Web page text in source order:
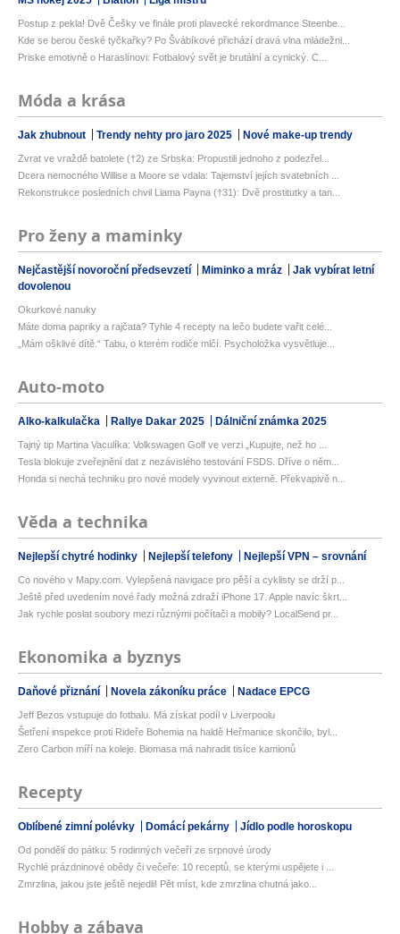
Postup z pekla! Dvě Češky ve finále proti plavecké rekordmance Steenbe...
Kde se berou české tyčkařky? Po Švábíkové přichází dravá vlna mládežni...
Priske emotivně o Haraslínovi: Fotbalový svět je brutální a cynický. C...
Móda a krása
Jak zhubnout Trendy nehty pro jaro 2025 Nové make-up trendy
Zvrat ve vraždě batolete (†2) ze Srbska: Propustili jednoho z podezřel...
Dcera nemocného Willise a Moore se vdala: Tajemství jejích svatebních ...
Rekonstrukce posledních chvil Liama Payna (†31): Dvě prostitutky a tan...
Pro ženy a maminky
Nejčastější novoroční předsevzetí Miminko a mráz
Jak vybírat letní
dovolenou
Okurkové nanuky
Máte doma papriky a rajčata? Tyhle 4 recepty na lečo budete vařit celé...
„Mám ošklivé dítě.“ Tabu, o kterém rodiče mlčí. Psycholožka vysvětluje...
Auto-moto
Alko-kalkulačka Rallye Dakar 2025 Dálniční známka 2025
Tajný tip Martina Vaculíka: Volkswagen Golf ve verzi „Kupujte, než ho ...
Tesla blokuje zveřejnění dat z nezávislého testování FSDS. Dříve o něm...
Honda si nechá techniku pro nové modely vyvinout externě. Překvapivě n...
Věda a technika
Nejlepší chytré hodinky Nejlepší telefony Nejlepší VPN – srovnání
Co nového v Mapy.com. Vylepšená navigace pro pěší a cyklisty se drží p...
Ještě před uvedením nové řady možná zdraží iPhone 17. Apple navíc škrt...
Jak rychle poslat soubory mezi různými počítači a mobily? LocalSend pr...
Ekonomika a byznys
Daňové přiznání Novela zákoníku práce Nadace EPCG
Jeff Bezos vstupuje do fotbalu. Má získat podíl v Liverpoolu
Šetření inspekce proti Rideře Bohemia na haldě Heřmanice skončilo, byl...
Zero Carbon míří na koleje. Biomasa má nahradit tisíce kamionů
Recepty
Oblíbené zimní polévky Domácí pekárny Jídlo podle horoskopu
Od pondělí do pátku: 5 rodinných večeří ze srpnové úrody
Rychlé prázdninové obědy či večeře: 10 receptů, se kterými uspějete i ...
Zmrzlina, jakou jste ještě nejedli! Pět míst, kde zmrzlina chutná jako...
Hobby a zábava